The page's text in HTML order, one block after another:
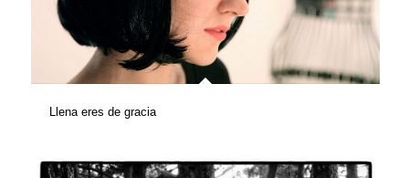
Llena eres de gracia